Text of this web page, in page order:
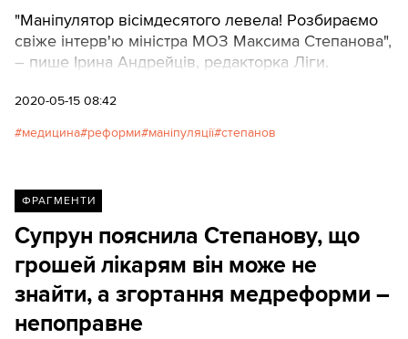
"Маніпулятор вісімдесятого левела! Розбираємо
свіже інтерв'ю міністра МОЗ Максима Степанова",
– пише Ірина Андрейців, редакторка Ліги.
2020-05-15 08:42
медицина реформи маніпуляції степанов
ФРАГМЕНТИ
Супрун пояснила Степанову, що
грошей лікарям він може не
знайти, а згортання медреформи –
непоправне